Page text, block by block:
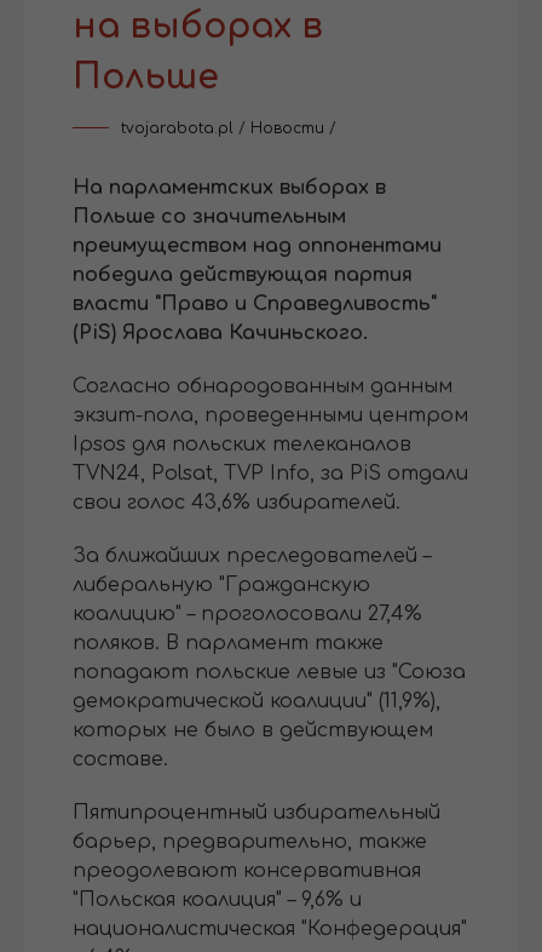
на выборах в
Польше
tvojarabota.pl / Новости /
На парламентских выборах в
Польше со значительным
преимуществом над оппонентами
победила действующая партия
власти "Право и Справедливость"
(PiS) Ярослава Качиньского.
Согласно обнародованным данным
экзит-пола, проведенными центром
Ipsos для польских телеканалов
TVN24, Polsat, TVP Info, за PiS отдали
свои голос 43,6% избирателей.
За ближайших преследователей –
либеральную "Гражданскую
коалицию" – проголосовали 27,4%
поляков. В парламент также
попадают польские левые из "Союза
демократической коалиции" (11,9%),
которых не было в действующем
составе.
Пятипроцентный избирательный
барьер, предварительно, также
преодолевают консервативная
"Польская коалиция" – 9,6% и
националистическая "Конфедерация"